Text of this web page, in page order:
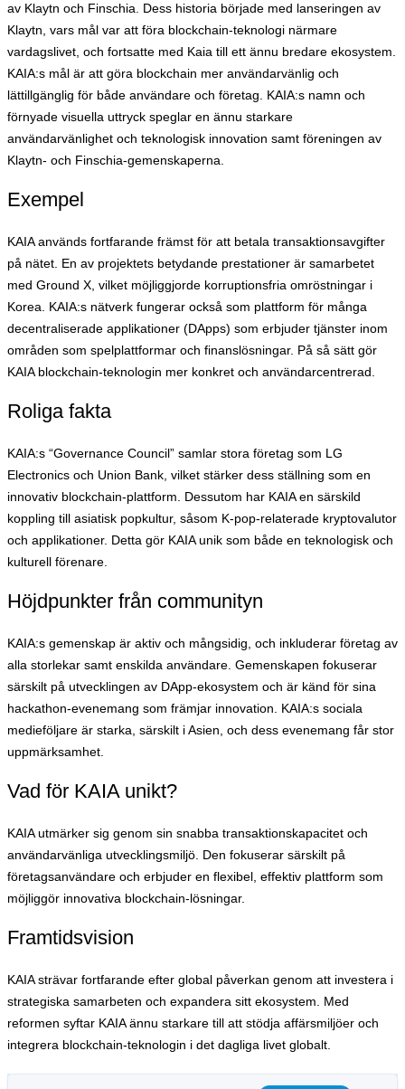
av Klaytn och Finschia. Dess historia började med lanseringen av
Klaytn, vars mål var att föra blockchain-teknologi närmare
vardagslivet, och fortsatte med Kaia till ett ännu bredare ekosystem.
KAIA:s mål är att göra blockchain mer användarvänlig och
lättillgänglig för både användare och företag. KAIA:s namn och
förnyade visuella uttryck speglar en ännu starkare
användarvänlighet och teknologisk innovation samt föreningen av
Klaytn- och Finschia-gemenskaperna.
Exempel
KAIA används fortfarande främst för att betala transaktionsavgifter
på nätet. En av projektets betydande prestationer är samarbetet
med Ground X, vilket möjliggjorde korruptionsfria omröstningar i
Korea. KAIA:s nätverk fungerar också som plattform för många
decentraliserade applikationer (DApps) som erbjuder tjänster inom
områden som spelplattformar och finanslösningar. På så sätt gör
KAIA blockchain-teknologin mer konkret och användarcentrerad.
Roliga fakta
KAIA:s “Governance Council” samlar stora företag som LG
Electronics och Union Bank, vilket stärker dess ställning som en
innovativ blockchain-plattform. Dessutom har KAIA en särskild
koppling till asiatisk popkultur, såsom K-pop-relaterade kryptovalutor
och applikationer. Detta gör KAIA unik som både en teknologisk och
kulturell förenare.
Höjdpunkter från communityn
KAIA:s gemenskap är aktiv och mångsidig, och inkluderar företag av
alla storlekar samt enskilda användare. Gemenskapen fokuserar
särskilt på utvecklingen av DApp-ekosystem och är känd för sina
hackathon-evenemang som främjar innovation. KAIA:s sociala
medieföljare är starka, särskilt i Asien, och dess evenemang får stor
uppmärksamhet.
Vad för KAIA unikt?
KAIA utmärker sig genom sin snabba transaktionskapacitet och
användarvänliga utvecklingsmiljö. Den fokuserar särskilt på
företagsanvändare och erbjuder en flexibel, effektiv plattform som
möjliggör innovativa blockchain-lösningar.
Framtidsvision
KAIA strävar fortfarande efter global påverkan genom att investera i
strategiska samarbeten och expandera sitt ekosystem. Med
reformen syftar KAIA ännu starkare till att stödja affärsmiljöer och
integrera blockchain-teknologin i det dagliga livet globalt.